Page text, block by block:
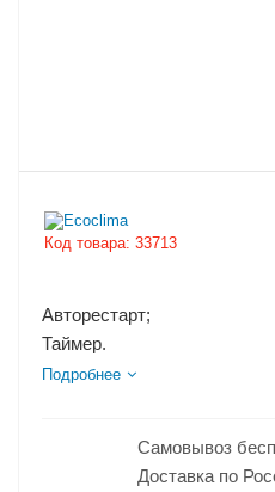
Код товара: 33713
Авторестарт;
Таймер.
Подробнее
Самовывоз
Доставка по